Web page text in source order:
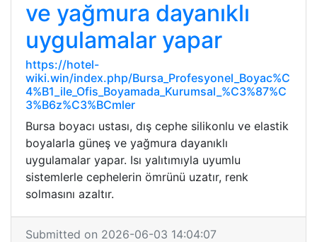
ve yağmura dayanıklı
uygulamalar yapar
https://hotel-
wiki.win/index.php/Bursa_Profesyonel_Boyac%C
4%B1_ile_Ofis_Boyamada_Kurumsal_%C3%87%C
3%B6z%C3%BCmler
Bursa boyacı ustası, dış cephe silikonlu ve elastik
boyalarla güneş ve yağmura dayanıklı
uygulamalar yapar. Isı yalıtımıyla uyumlu
sistemlerle cephelerin ömrünü uzatır, renk
solmasını azaltır.
Submitted on 2026-06-03 14:04:07